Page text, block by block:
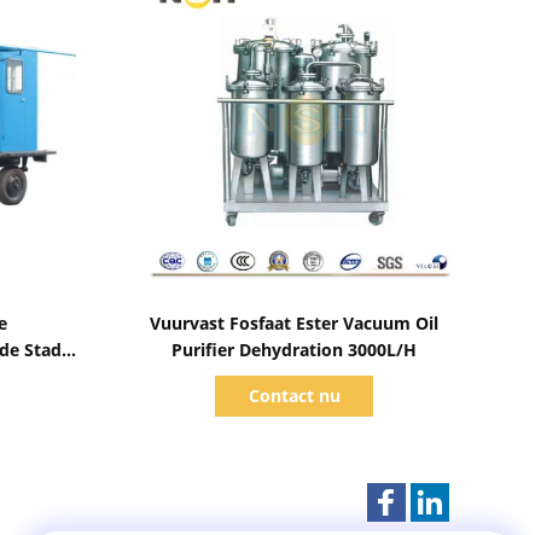
Stadia
Vuurvast Fosfaat Ester Vacuum Oil
Purifier Dehydration 3000L/H
Contact nu